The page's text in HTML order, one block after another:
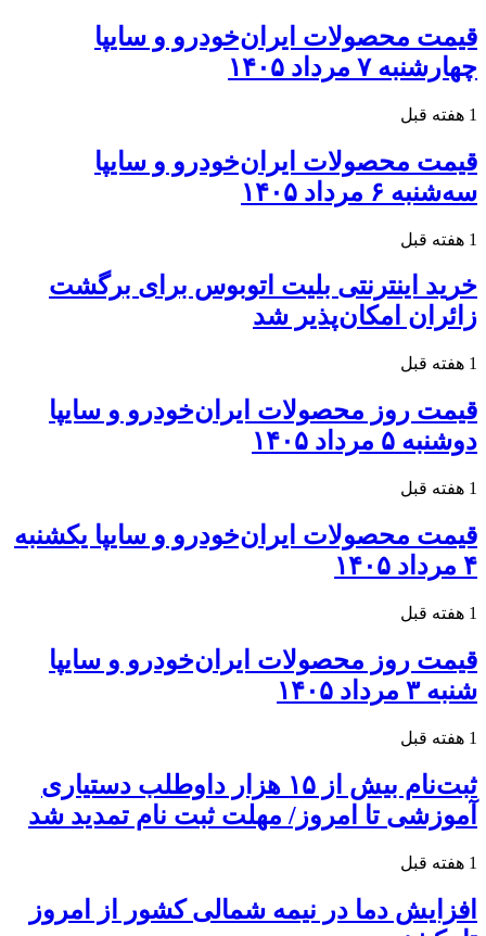
قیمت محصولات ایران‌خودرو و سایپا
چهارشنبه ۷ مرداد ۱۴۰۵
1 هفته قبل
قیمت محصولات ایران‌خودرو و سایپا
سه‌شنبه ۶ مرداد ۱۴۰۵
1 هفته قبل
خرید اینترنتی بلیت اتوبوس برای برگشت
زائران امکان‌پذیر شد
1 هفته قبل
قیمت روز محصولات ایران‌خودرو و سایپا
دوشنبه ۵ مرداد ۱۴۰۵
1 هفته قبل
قیمت محصولات ایران‌خودرو و سایپا یکشنبه
۴ مرداد ۱۴۰۵
1 هفته قبل
قیمت روز محصولات ایران‌خودرو و سایپا
شنبه ۳ مرداد ۱۴۰۵
1 هفته قبل
ثبت‌نام بیش از ۱۵ هزار داوطلب دستیاری
آموزشی تا امروز/ مهلت ثبت نام تمدید شد
1 هفته قبل
افزایش دما در نیمه شمالی کشور از امروز